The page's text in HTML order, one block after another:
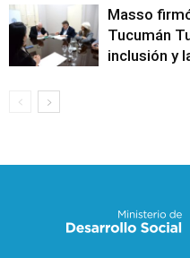
Masso
Tucumán
inclusión y